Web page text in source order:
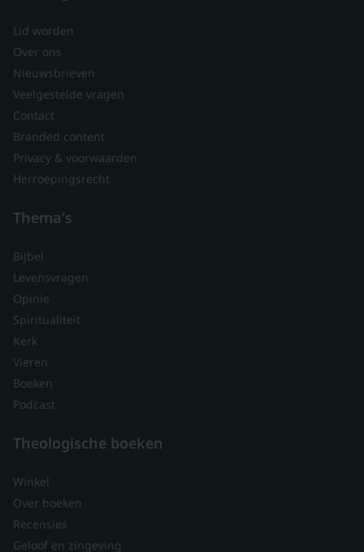
Lid worden
Over ons
Nieuwsbrieven
Veelgestelde vragen
Contact
Branded content
Privacy & voorwaarden
Herroepingsrecht
Thema's
Bijbel
Levensvragen
Opinie
Spiritualiteit
Kerk
Vieren
Boeken
Podcast
Theologische boeken
Winkel
Over boeken
Recensies
Geloof en zingeving